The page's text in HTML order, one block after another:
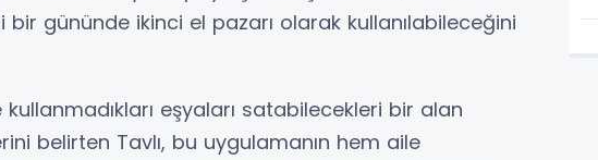
bir gününde ikinci el pazarı olarak kullanılabileceğini
eşyaları satabilecekleri bir alan
belirten Tavlı, bu uygulamanın hem aile